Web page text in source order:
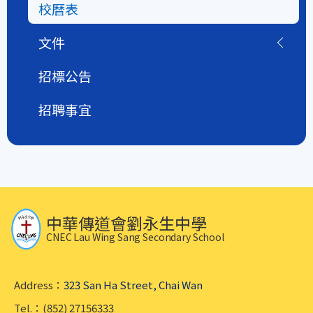
校曆表
文件
招標公告
招聘事宜
中華傳道會劉永生中學
CNEC Lau Wing Sang Secondary School
Address： 323 San Ha Street, Chai Wan
Tel.：(852) 27156333